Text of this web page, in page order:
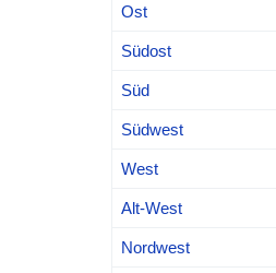
Ost
Südost
Süd
Südwest
West
Alt-West
Nordwest